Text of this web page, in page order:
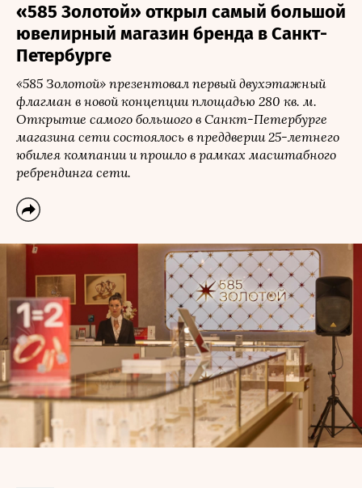
«585 Золотой» открыл самый большой
ювелирный магазин бренда в Санкт-
Петербурге
«585 Золотой» презентовал первый двухэтажный
флагман в новой концепции площадью 280 кв. м.
Открытие самого большого в Санкт-Петербурге
магазина сети состоялось в преддверии 25-летнего
юбилея компании и прошло в рамках масштабного
ребрендинга сети.